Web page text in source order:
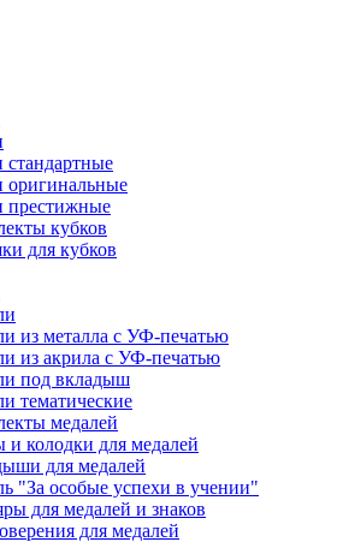
стандартные
оригинальные
престижные
кубков
для кубков
из металла с УФ-печатью
из акрила с УФ-печатью
под вкладыш
тематические
медалей
и колодки для медалей
для медалей
"За особые успехи в учении"
для медалей и знаков
для медалей